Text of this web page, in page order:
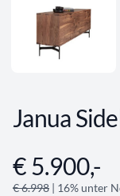
Janua
€ 5.900,-
€ 6.998 | 16% unter